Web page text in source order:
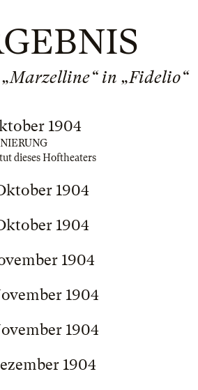
in „Fidelio“
1904
dieses Hoftheaters
1904
1904
1904
1904
1904
1904